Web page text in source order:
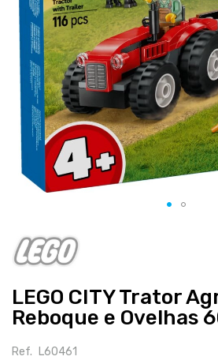
LEGO CITY Trator
Reboque e Ovelhas
Ref. L60461
para
o
da
galeria
de
imagens